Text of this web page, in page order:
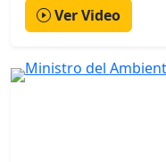
Ver Video